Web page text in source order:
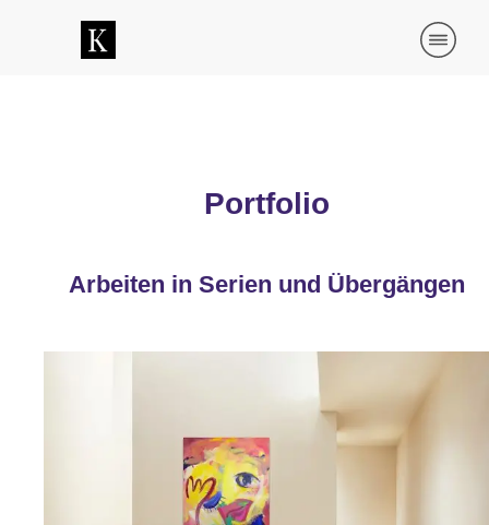
Portfolio
Arbeiten in Serien und Übergängen